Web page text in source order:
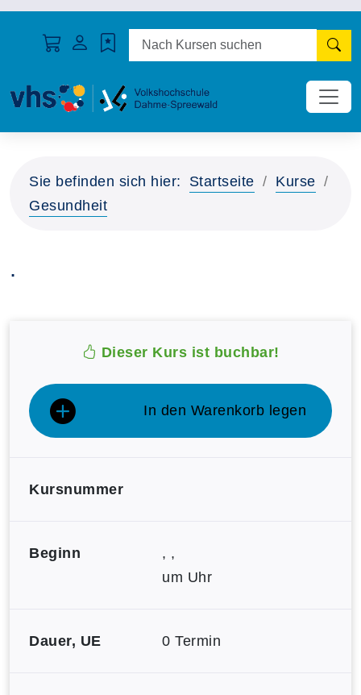
Sie befinden sich hier: Startseite
Kurse
Gesundheit
.
Dieser Kurs ist buchbar!
In den Warenkorb legen
Kursnummer
Beginn
, ,
um Uhr
Dauer, UE 0 Termin